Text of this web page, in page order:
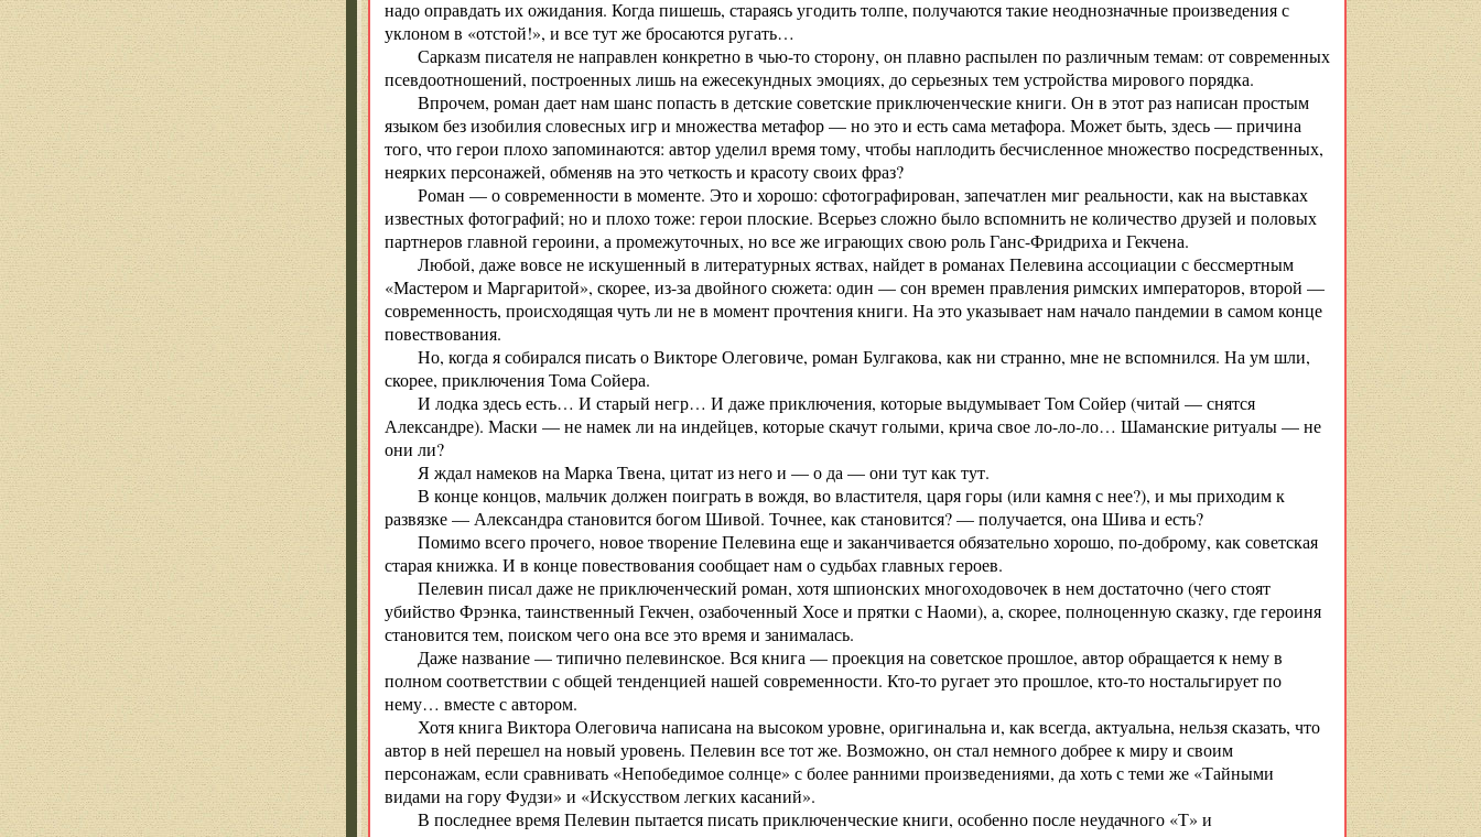
надо оправдать их ожидания. Когда пишешь, стараясь угодить толпе, получаются такие неоднозначные произведения с
уклоном в «отстой!», и все тут же бросаются ругать…
Сарказм писателя не направлен конкретно в чью-то сторону, он плавно распылен по различным темам: от современных
псевдоотношений, построенных лишь на ежесекундных эмоциях, до серьезных тем устройства мирового порядка.
Впрочем, роман дает нам шанс попасть в детские советские приключенческие книги. Он в этот раз написан простым
языком без изобилия словесных игр и множества метафор — но это и есть сама метафора. Может быть, здесь — причина
того, что герои плохо запоминаются: автор уделил время тому, чтобы наплодить бесчисленное множество посредственных,
неярких персонажей, обменяв на это четкость и красоту своих фраз?
Роман — о современности в моменте. Это и хорошо: сфотографирован, запечатлен миг реальности, как на выставках
известных фотографий; но и плохо тоже: герои плоские. Всерьез сложно было вспомнить не количество друзей и половых
партнеров главной героини, а промежуточных, но все же играющих свою роль Ганс-Фридриха и Гекчена.
Любой, даже вовсе не искушенный в литературных яствах, найдет в романах Пелевина ассоциации с бессмертным
«Мастером и Маргаритой», скорее, из-за двойного сюжета: один — сон времен правления римских императоров, второй —
современность, происходящая чуть ли не в момент прочтения книги. На это указывает нам начало пандемии в самом конце
повествования.
Но, когда я собирался писать о Викторе Олеговиче, роман Булгакова, как ни странно, мне не вспомнился. На ум шли,
скорее, приключения Тома Сойера.
И лодка здесь есть… И старый негр… И даже приключения, которые выдумывает Том Сойер (читай — снятся
Александре). Маски — не намек ли на индейцев, которые скачут голыми, крича свое ло-ло-ло… Шаманские ритуалы — не
они ли?
Я ждал намеков на Марка Твена, цитат из него и — о да — они тут как тут.
В конце концов, мальчик должен поиграть в вождя, во властителя, царя горы (или камня с нее?), и мы приходим к
развязке — Александра становится богом Шивой. Точнее, как становится? — получается, она Шива и есть?
Помимо всего прочего, новое творение Пелевина еще и заканчивается обязательно хорошо, по-доброму, как советская
старая книжка. И в конце повествования сообщает нам о судьбах главных героев.
Пелевин писал даже не приключенческий роман, хотя шпионских многоходовочек в нем достаточно (чего стоят
убийство Фрэнка, таинственный Гекчен, озабоченный Хосе и прятки с Наоми), а, скорее, полноценную сказку, где героиня
становится тем, поиском чего она все это время и занималась.
Даже название — типично пелевинское. Вся книга — проекция на советское прошлое, автор обращается к нему в
полном соответствии с общей тенденцией нашей современности. Кто-то ругает это прошлое, кто-то ностальгирует по
нему… вместе с автором.
Хотя книга Виктора Олеговича написана на высоком уровне, оригинальна и, как всегда, актуальна, нельзя сказать, что
автор в ней перешел на новый уровень. Пелевин все тот же. Возможно, он стал немного добрее к миру и своим
персонажам, если сравнивать «Непобедимое солнце» с более ранними произведениями, да хоть с теми же «Тайными
видами на гору Фудзи» и «Искусством легких касаний».
В последнее время Пелевин пытается писать приключенческие книги, особенно после неудачного «Т» и